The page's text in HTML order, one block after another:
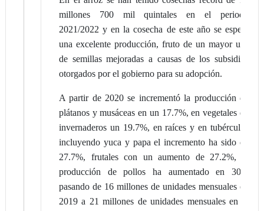
millones 700 mil quintales en el periodo
2021/2022 y en la cosecha de este año se espera
una excelente producción, fruto de un mayor uso
de semillas mejoradas a causas de los subsidios
otorgados por el gobierno para su adopción.
A partir de 2020 se incrementó la producción de
plátanos y musáceas en un 17.7%, en vegetales de
invernaderos un 19.7%, en raíces y en tubérculos
incluyendo yuca y papa el incremento ha sido de
27.7%, frutales con un aumento de 27.2%, la
producción de pollos ha aumentado en 30%
pasando de 16 millones de unidades mensuales en
2019 a 21 millones de unidades mensuales en la